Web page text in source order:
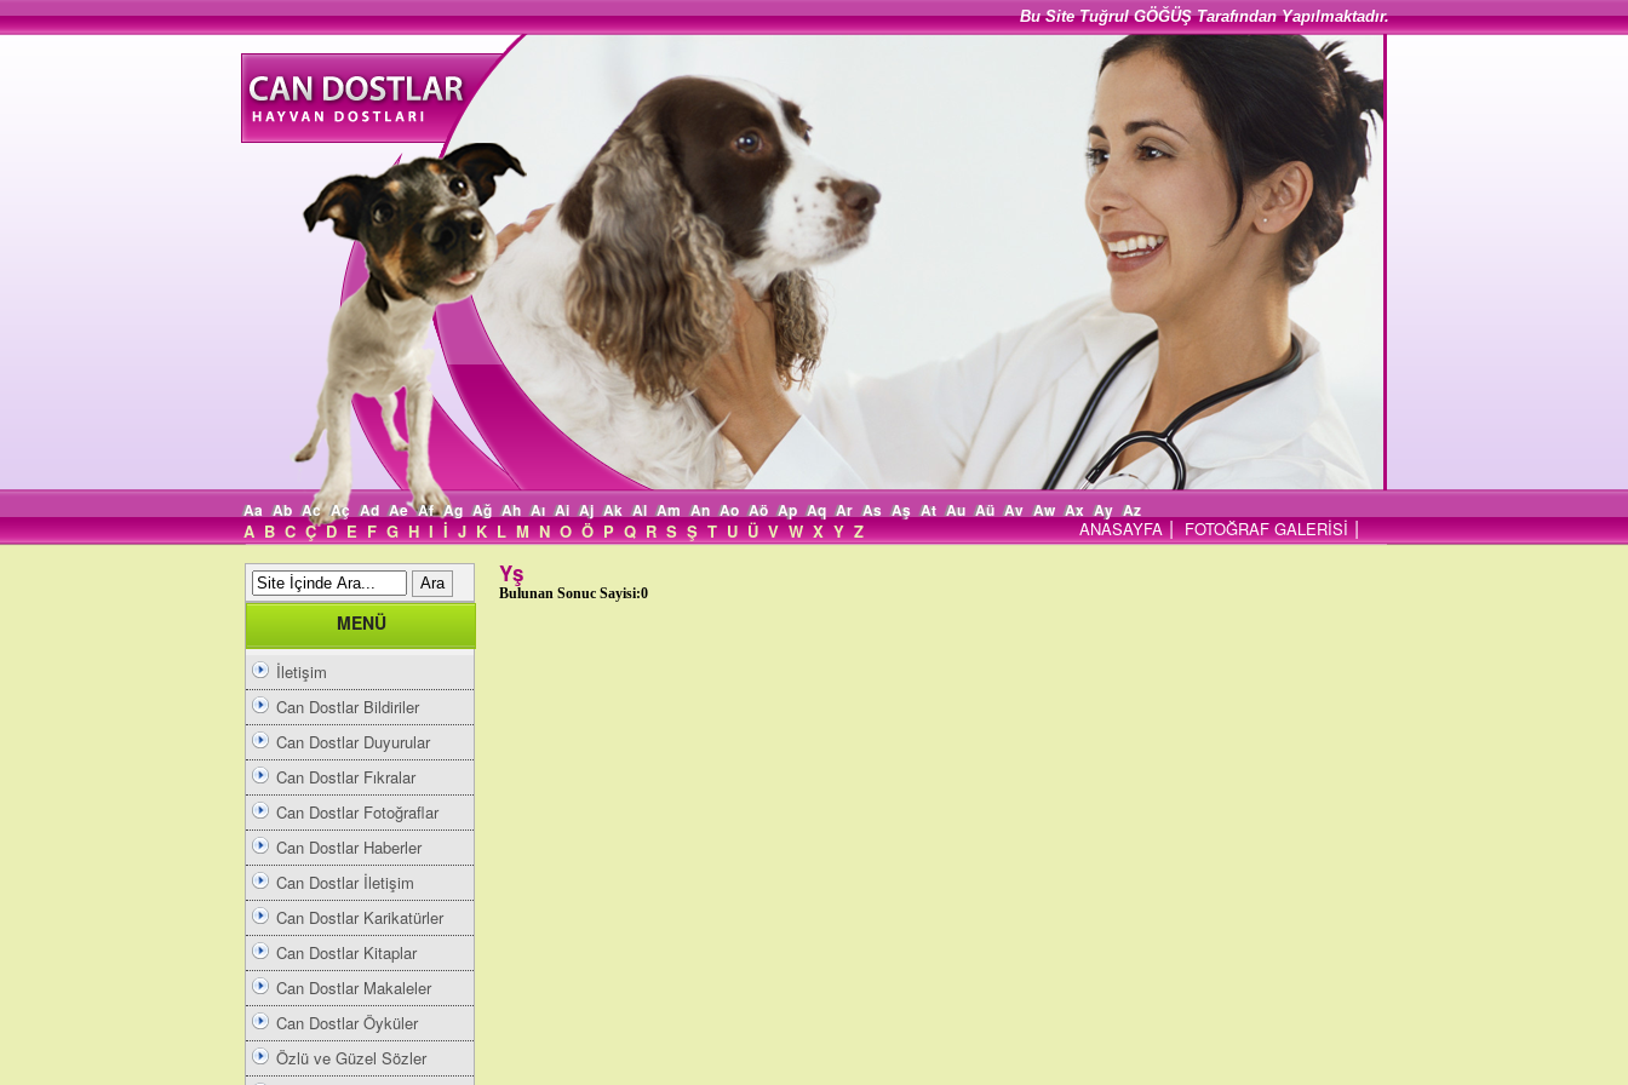
Bu Site Tuğrul GÖĞÜŞ Tarafından Yapılmaktadır.
Aa Ab Ac Aç Ad Ae Af Ag Ağ Ah Aı Ai Aj Ak Al Am An Ao Aö Ap Aq Ar As Aş At Au Aü Av Aw Ax Ay Az
A B C Ç D E F G H I İ J K L M N O Ö P Q R S Ş T U Ü V W X Y Z ANASAYFA | FOTOĞRAF GALERİSİ |
MENÜ
İletişim
Can Dostlar Bildiriler
Can Dostlar Duyurular
Can Dostlar Fıkralar
Can Dostlar Fotoğraflar
Can Dostlar Haberler
Can Dostlar İletişim
Can Dostlar Karikatürler
Can Dostlar Kitaplar
Can Dostlar Makaleler
Can Dostlar Öyküler
Özlü ve Güzel Sözler
Yş
Bulunan Sonuc Sayisi:0